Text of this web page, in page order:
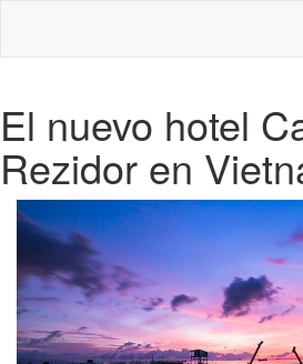
El nuevo hotel
Rezidor en